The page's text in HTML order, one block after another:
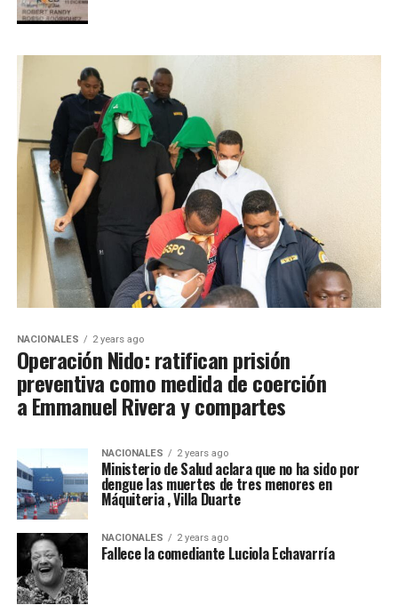
NACIONALES 2 years ago
Operación Nido: ratifican prisión
preventiva como medida de coerción
a Emmanuel Rivera y compartes
NACIONALES 2 years ago
Ministerio de Salud aclara que no ha sido por
dengue las muertes de tres menores en
Máquiteria , Villa Duarte
NACIONALES 2 years ago
Fallece la comediante Luciola Echavarría